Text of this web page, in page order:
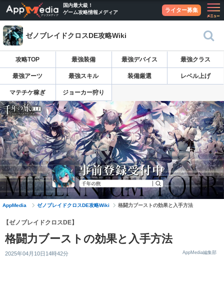
国内最大級！
ゲーム攻略情報メディア
ライター募集
ゼノブレイドクロスDE攻略Wiki
攻略TOP 最強装備 最強デバイス 最強クラス
最強アーツ 最強スキル 装備厳選 レベル上げ
マテチケ稼ぎ ジョーカー狩り
AppMedia ゼノブレイドクロスDE攻略Wiki 格闘力ブーストの効果と入手方法
【ゼノブレイドクロスDE】
格闘力ブーストの効果と入手方法
2025年04月10日14時42分 AppMedia編集部